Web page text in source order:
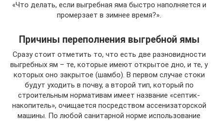
«Что делать, если выгребная яма быстро наполняется и
промерзает в зимнее время?».
Причины переполнения выгребной ямы
Сразу стоит отметить то, что есть две разновидности
выгребных ям – те, которые имеют открытое дно, и те, у
которых оно закрытое (шамбо). В первом случае стоки
будут уходить в почву, а второй тип, который по
строительным нормативам имеет название «септик-
накопитель», очищается посредством ассенизаторской
машины. По любой санитарной норме использование